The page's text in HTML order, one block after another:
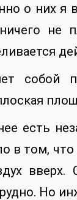
о них я
не
собой
есть
в том,
Но